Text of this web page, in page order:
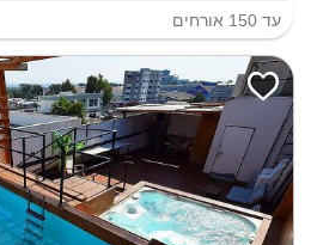
עד 150 אורחים